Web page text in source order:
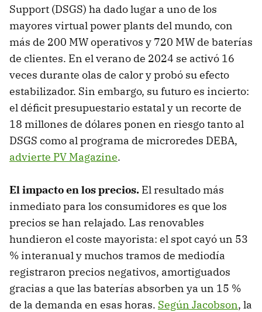
Support (DSGS) ha dado lugar a uno de los
mayores virtual power plants del mundo, con
más de 200 MW operativos y 720 MW de baterías
de clientes. En el verano de 2024 se activó 16
veces durante olas de calor y probó su efecto
estabilizador. Sin embargo, su futuro es incierto:
el déficit presupuestario estatal y un recorte de
18 millones de dólares ponen en riesgo tanto al
DSGS como al programa de microredes DEBA,
advierte PV Magazine.
El impacto en los precios. El resultado más
inmediato para los consumidores es que los
precios se han relajado. Las renovables
hundieron el coste mayorista: el spot cayó un 53
% interanual y muchos tramos de mediodía
registraron precios negativos, amortiguados
gracias a que las baterías absorben ya un 15 %
de la demanda en esas horas. Según Jacobson, la